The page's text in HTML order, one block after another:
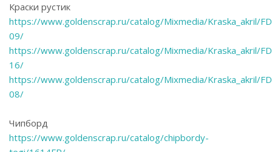
Краски рустик
https://www.goldenscrap.ru/catalog/Mixmedia/Kraska_akril/
09/
https://www.goldenscrap.ru/catalog/Mixmedia/Kraska_akril/
16/
https://www.goldenscrap.ru/catalog/Mixmedia/Kraska_akril/
08/
Чипборд
https://www.goldenscrap.ru/catalog/chipbordy-